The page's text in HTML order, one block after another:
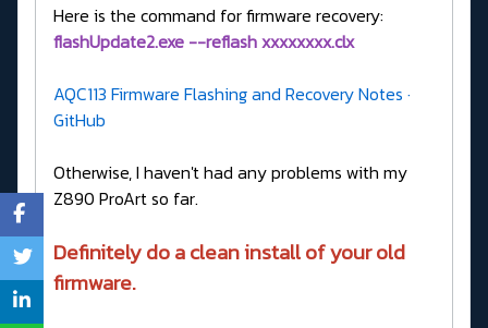
Here is the command for firmware recovery:
flashUpdate2.exe --reflash xxxxxxxx.clx
AQC113 Firmware Flashing and Recovery Notes ·
GitHub
Otherwise, I haven't had any problems with my
Z890 ProArt so far.
Definitely do a clean install of your old
firmware.